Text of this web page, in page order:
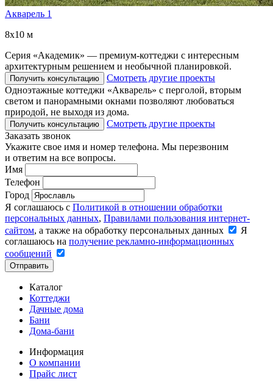
Акварель 1
8x10 м
Серия «Академик» — премиум-коттеджи с интересным
архитектурным решением и необычной планировкой.
Получить консультацию
Смотреть другие проекты
Одноэтажные коттеджи «Акварель» с перголой, вторым
светом и панорамными окнами позволяют любоваться
природой, не выходя из дома.
Получить консультацию
Смотреть другие проекты
Заказать звонок
Укажите свое имя и номер телефона. Мы перезвоним
и ответим на все вопросы.
Имя
Телефон
Город
Я соглашаюсь с Политикой в отношении обработки
персональных данных, Правилами пользования интернет-
сайтом, а также на обработку персональных данных
Я
соглашаюсь на получение рекламно-информационных
сообщений
Отправить
Каталог
Коттеджи
Дачные дома
Бани
Дома-бани
Информация
О компании
Прайс лист